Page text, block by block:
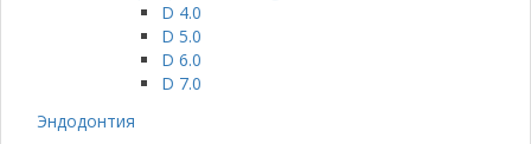
D 4.0
D 5.0
D 6.0
D 7.0
Эндодонтия